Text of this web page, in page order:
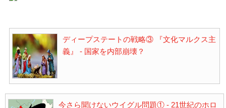
ディープステートの戦略③ 『文化マルクス主
義』 - 国家を内部崩壊？
今さら聞けないウイグル問題① - 21世紀のホロ